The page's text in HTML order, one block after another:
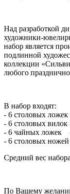
Над разработкой
художники-
набор является
подлинной
коллекции
любого
В набор входят:
- 6 столовых
- 6 столовых
- 6 чайных ложек -
- 6 столовых
Средний вес
По Вашему